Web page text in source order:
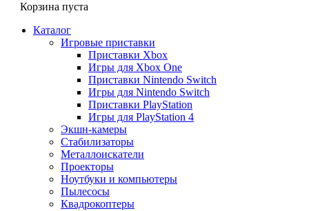
Корзина пуста
Каталог
Игровые приставки
Приставки Xbox
Игры для Xbox One
Приставки Nintendo Switch
Игры для Nintendo Switch
Приставки PlayStation
Игры для PlayStation 4
Экшн-камеры
Стабилизаторы
Металлоискатели
Проекторы
Ноутбуки и компьютеры
Пылесосы
Квадрокоптеры